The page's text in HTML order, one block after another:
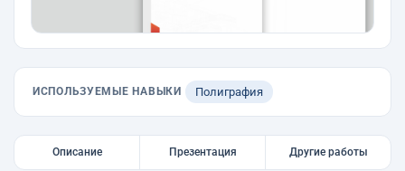
ИСПОЛЬЗУЕМЫЕ НАВЫКИ Полиграфия
Описание Презентация Другие работы